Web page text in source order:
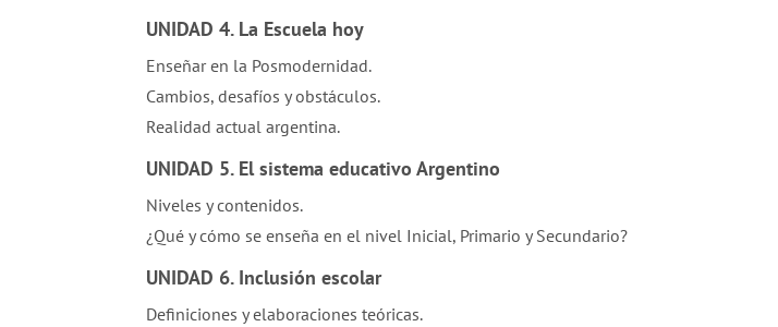
UNIDAD 4. La Escuela hoy
Enseñar en la Posmodernidad.
Cambios, desafíos y obstáculos.
Realidad actual argentina.
UNIDAD 5. El sistema educativo Argentino
Niveles y contenidos.
¿Qué y cómo se enseña en el nivel Inicial, Primario y Secundario?
UNIDAD 6. Inclusión escolar
Definiciones y elaboraciones teóricas.